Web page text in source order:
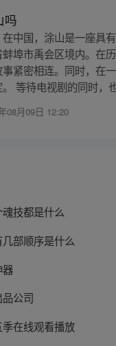
吗
中国，涂山是一座具
埠市禹会区境内。在
紧密相连。同时，在
等待电视剧的同时，
08月09日 12:20
技都是什么
部顺序是什么
器
公司
在线观看播放